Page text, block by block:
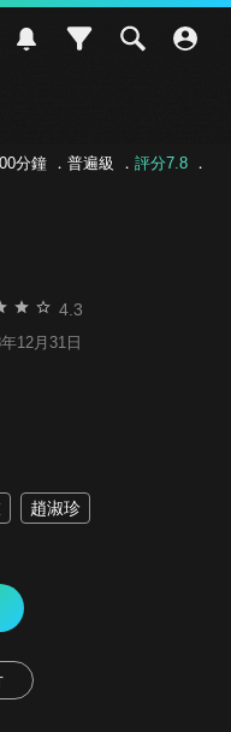
分鐘 ． 普遍級 ． 評分7.8．
4.3
12月31日
趙淑珍